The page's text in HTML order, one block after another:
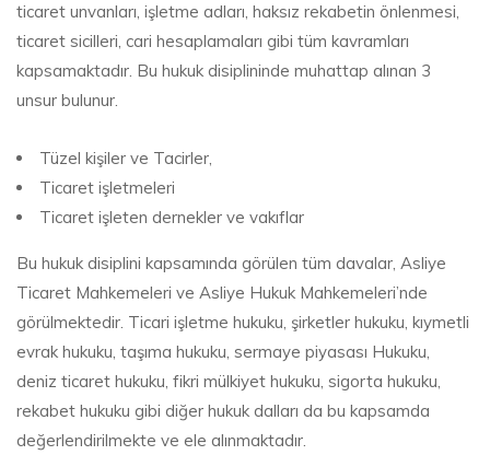
ticaret unvanları, işletme adları, haksız rekabetin önlenmesi,
ticaret sicilleri, cari hesaplamaları gibi tüm kavramları
kapsamaktadır. Bu hukuk disiplininde muhattap alınan 3
unsur bulunur.
Tüzel kişiler ve Tacirler,
Ticaret işletmeleri
Ticaret işleten dernekler ve vakıflar
Bu hukuk disiplini kapsamında görülen tüm davalar, Asliye
Ticaret Mahkemeleri ve Asliye Hukuk Mahkemeleri’nde
görülmektedir. Ticari işletme hukuku, şirketler hukuku, kıymetli
evrak hukuku, taşıma hukuku, sermaye piyasası Hukuku,
deniz ticaret hukuku, fikri mülkiyet hukuku, sigorta hukuku,
rekabet hukuku gibi diğer hukuk dalları da bu kapsamda
değerlendirilmekte ve ele alınmaktadır.